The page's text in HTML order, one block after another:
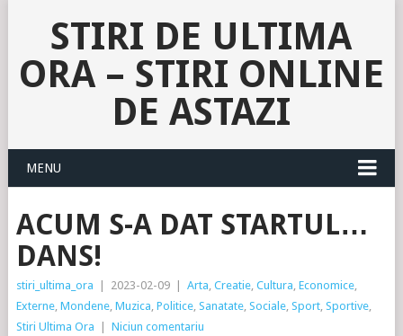
STIRI DE ULTIMA
ORA – STIRI ONLINE
DE ASTAZI
MENU
ACUM S-A DAT STARTUL…
DANS!
stiri_ultima_ora 2023-02-09 Arta, Creatie, Cultura, Economice,
Externe, Mondene, Muzica, Politice, Sanatate, Sociale, Sport, Sportive,
Stiri Ultima Ora
Niciun comentariu